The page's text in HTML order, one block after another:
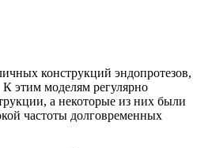
конструкций эндопротезов,
К этим моделям регулярно
а некоторые из них были
частоты долговременных